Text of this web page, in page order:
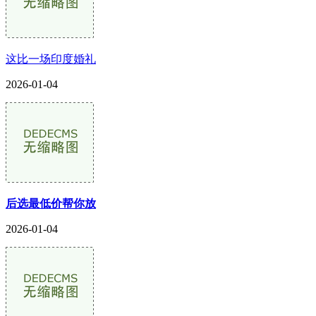
这比一场印度婚礼
2026-01-04
后选最低价帮你放
2026-01-04